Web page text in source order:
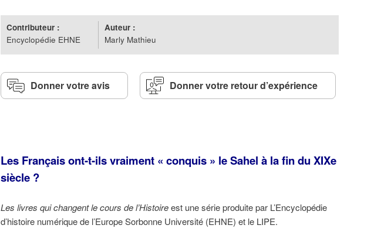
Contributeur :
Encyclopédie EHNE
Auteur :
Marly Mathieu
Donner votre avis Donner votre retour d’expérience
Les Français ont-t-ils vraiment « conquis » le Sahel à la fin du XIXe
siècle ?
Les livres qui changent le cours de l’Histoireest une série produite par L’Encyclopédie
d’histoire numérique de l’Europe Sorbonne Université (EHNE) et le LIPE.